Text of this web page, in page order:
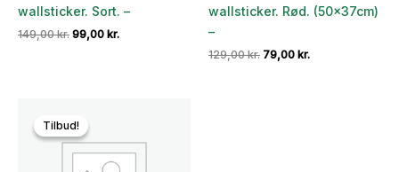
wallsticker. Sort. –
149,00kr. Den
99,00 kr.Den
wallsticker. Rød. (50x37cm)
–
129,00kr. Den
79,00 kr.Den
Tilbud!
Tilbud!